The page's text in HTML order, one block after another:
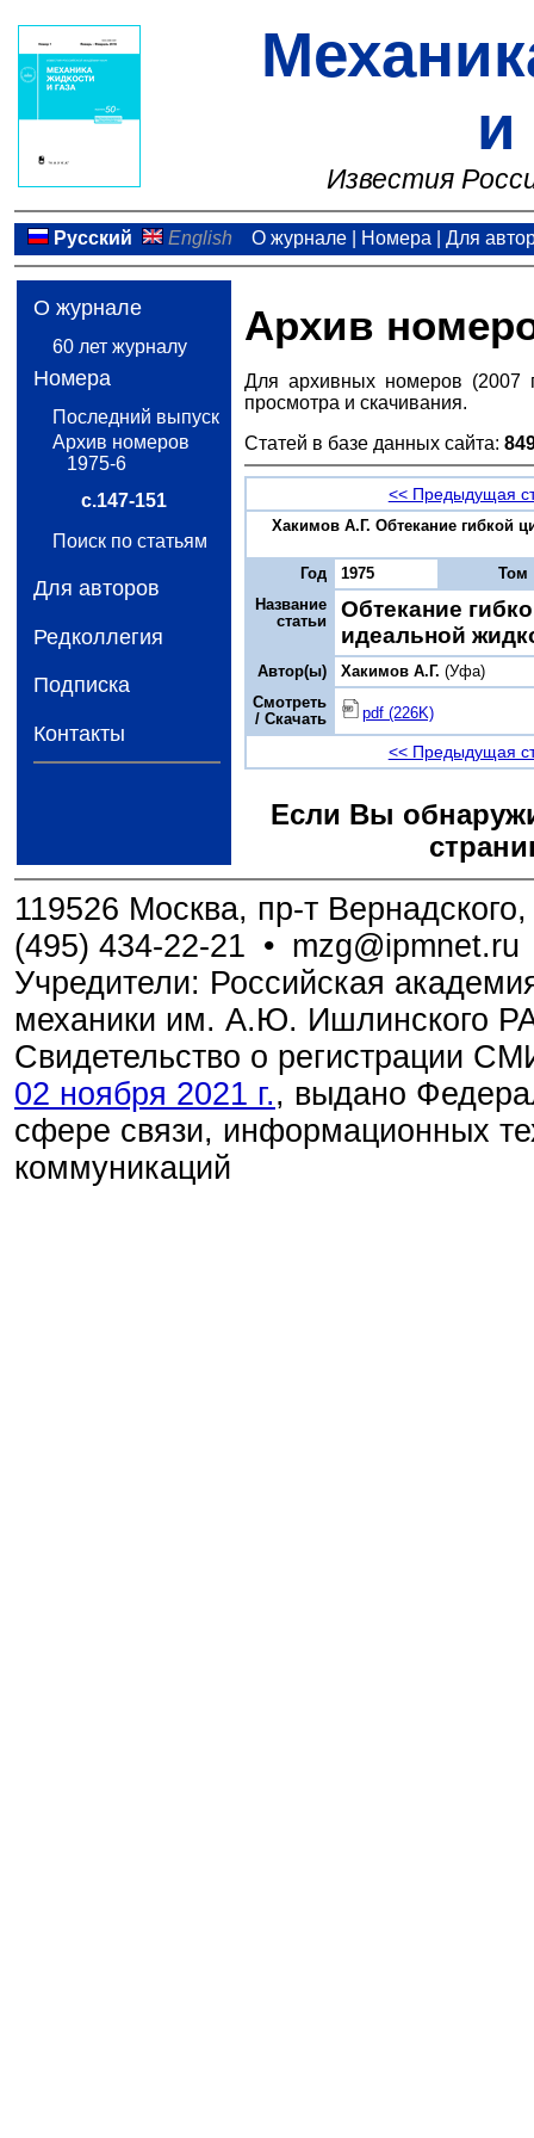
и
Известия
Русский English О журнале| Номера Для
О журнале
60 лет журналу
Номера
Последний выпуск
Архив номеров
1975-6
с.147-151
Поиск по статьям
Для авторов
Редколлегия
Подписка
Контакты
Архив
Для архивных номеров (2007
просмотра и скачивания.
Статей в базе данных сайта:
<< Предыдущая
Хакимов A.Г. Обтекание гибкой
Год 1975
Том
Название
статьи
Обтекание
идеальной
Автор(ы) Хакимов A.Г. (Уфа)
Смотреть
/ Скачать
pdf (226K)
<< Предыдущая
Если Вы
119526 Москва, пр-т
(495) 434-22-21 • mzg@ipmnet.ru
Учредители: Российская
механики им. А.Ю. Ишлинского
Свидетельство о регистрации
02 ноября 2021 г., выдано
сфере связи, информационных
коммуникаций